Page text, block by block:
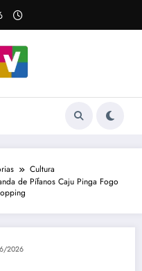
Cultura
de Pífanos Caju Pinga Fogo
2026